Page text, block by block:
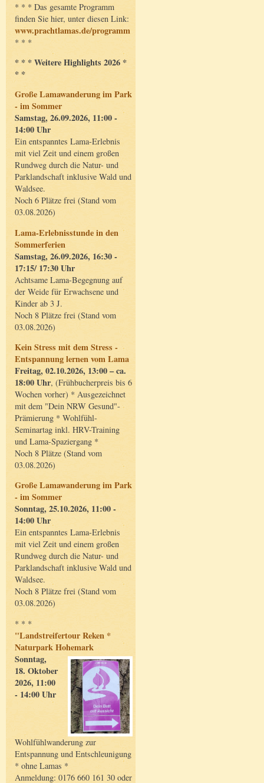
* * * Das gesamte Programm
finden Sie hier, unter diesen Link:
www.prachtlamas.de/programm
* * *
* * * Weitere Highlights 2026 *
* *
Große Lamawanderung im Park
- im Sommer
Samstag, 26.09.2026, 11:00 -
14:00 Uhr
Ein entspanntes Lama-Erlebnis
mit viel Zeit und einem großen
Rundweg durch die Natur- und
Parklandschaft inklusive Wald und
Waldsee.
Noch 6 Plätze frei (Stand vom
03.08.2026)
Lama-Erlebnisstunde in den
Sommerferien
Samstag, 26.09.2026, 16:30 -
17:15/ 17:30 Uhr
Achtsame Lama-Begegnung auf
der Weide für Erwachsene und
Kinder ab 3 J.
Noch 8 Plätze frei (Stand vom
03.08.2026)
Kein Stress mit dem Stress -
Entspannung lernen vom Lama
Freitag, 02.10.2026, 13:00 – ca.
18:00 Uhr, (Frühbucherpreis bis 6
Wochen vorher) * Ausgezeichnet
mit dem "Dein NRW Gesund"-
Prämierung * Wohlfühl-
Seminartag inkl. HRV-Training
und Lama-Spaziergang *
Noch 8 Plätze (Stand vom
03.08.2026)
Große Lamawanderung im Park
- im Sommer
Sonntag, 25.10.2026, 11:00 -
14:00 Uhr
Ein entspanntes Lama-Erlebnis
mit viel Zeit und einem großen
Rundweg durch die Natur- und
Parklandschaft inklusive Wald und
Waldsee.
Noch 8 Plätze frei (Stand vom
03.08.2026)
* * *
"Landstreifertour Reken *
Naturpark Hohemark
Sonntag,
18. Oktober
2026, 11:00
- 14:00 Uhr
Wohlfühlwanderung zur
Entspannung und Entschleunigung
* ohne Lamas *
Anmeldung: 0176 660 161 30 oder